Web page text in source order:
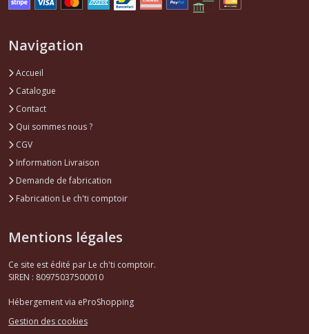
Navigation
Accueil
Catalogue
Contact
Qui sommes nous ?
CGV
Information Livraison
Demande de fabrication
Fabrication Le ch'ti comptoir
Mentions légales
Ce site est édité par Le ch'ti comptoir.
SIREN : 80975037500010
Hébergement via eProShopping
Gestion des cookies